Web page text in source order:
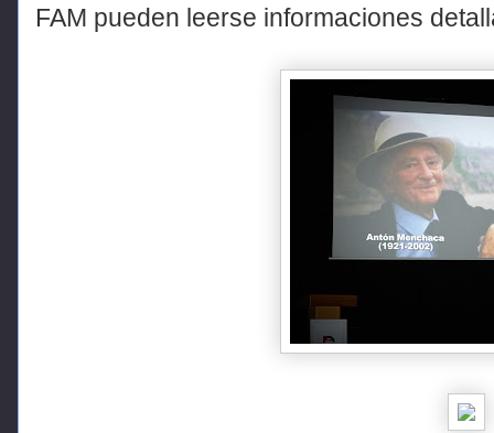
FAM pueden leerse informaciones